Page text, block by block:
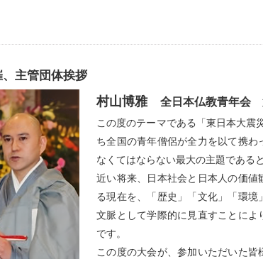
、主管団体挨拶
村山博雅 全日本仏教青年会
この度のテーマである「東日本大震
ち全国の青年僧侶が全力を以て携
なくてはならない最大の主題である
近い将来、日本社会と日本人の価
る現在を、「歴史」「文化」「環
文脈として学際的に見直すことに
です。
この度の大会が、参加いただいた